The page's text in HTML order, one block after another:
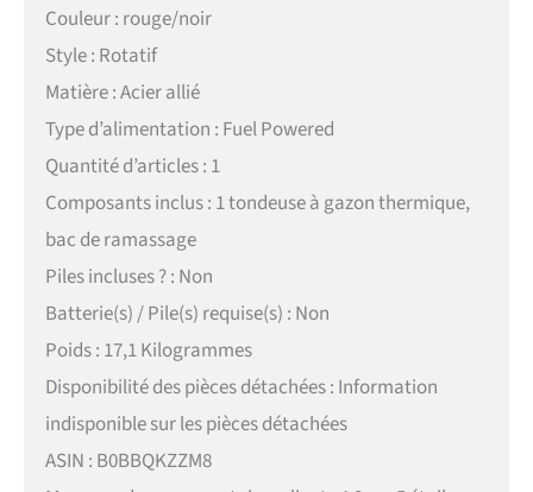
Couleur : rouge/noir
Style : Rotatif
Matière : Acier allié
Type d’alimentation : Fuel Powered
Quantité d’articles : 1
Composants inclus : 1 tondeuse à gazon thermique,
bac de ramassage
Piles incluses ? : Non
Batterie(s) / Pile(s) requise(s) : Non
Poids : 17,1 Kilogrammes
Disponibilité des pièces détachées : Information
indisponible sur les pièces détachées
ASIN : B0BBQKZZM8